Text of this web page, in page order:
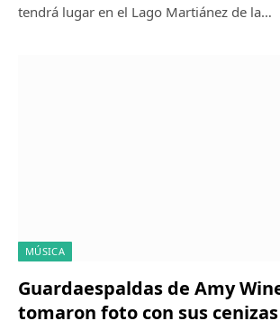
tendrá lugar en el Lago Martiánez de la…
MÚSICA
Guardaespaldas de Amy
tomaron foto con sus cenizas